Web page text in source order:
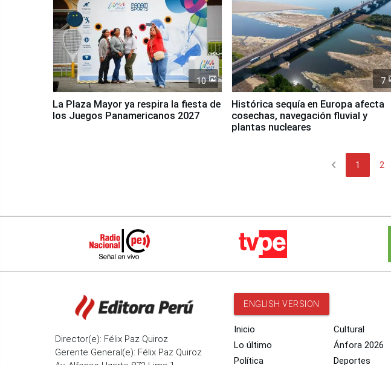
10
La Plaza Mayor ya respira la fiesta de
los Juegos Panamericanos 2027
7
Histórica sequía en Europa afecta
cosechas, navegación fluvial y
plantas nucleares
chevron_left 1 2
Director(e): Félix Paz Quiroz
Gerente General(e): Félix Paz Quiroz
ENGLISH VERSION
Inicio
Lo último
Política
Cultural
Ánfora 2026
Deportes